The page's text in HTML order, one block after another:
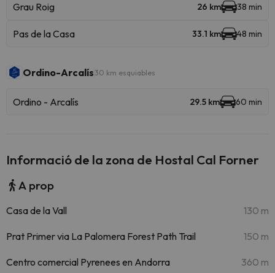
Grau Roig 26 km 38 min
Pas de la Casa 33.1 km 48 min
Ordino-Arcalís 30 km esquiables
Ordino - Arcalís 29.5 km 60 min
Informació de la zona de Hostal Cal Forner
A prop
Casa de la Vall 130 m
Prat Primer via La Palomera Forest Path Trail 150 m
Centro comercial Pyrenees en Andorra 360 m